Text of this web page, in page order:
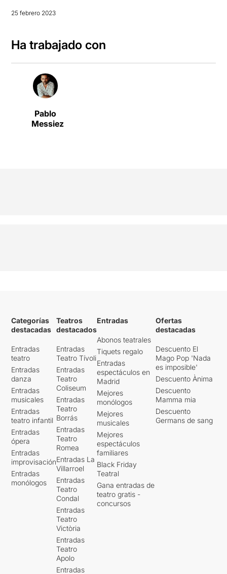
25 febrero 2023
Ha trabajado con
Pablo
Messiez
Categorías
destacadas
Entradas
teatro
Entradas
danza
Entradas
musicales
Entradas
teatro infantil
Entradas
ópera
Entradas
improvisación
Entradas
monólogos
Teatros
destacados
Entradas
Teatro Tívoli
Entradas
Teatro
Coliseum
Entradas
Teatro
Borrás
Entradas
Teatro
Romea
Entradas La
Villarroel
Entradas
Teatro
Condal
Entradas
Teatro
Victòria
Entradas
Teatro
Apolo
Entradas
Entradas
Abonos teatrales
Tiquets regalo
Entradas
espectáculos en
Madrid
Mejores
monólogos
Mejores
musicales
Mejores
espectáculos
familiares
Black Friday
Teatral
Gana entradas de
teatro gratis -
concursos
Ofertas
destacadas
Descuento El
Mago Pop 'Nada
es imposible'
Descuento Ànima
Descuento
Mamma mia
Descuento
Germans de sang